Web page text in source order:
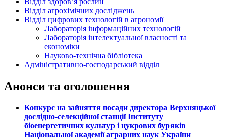
Відділ агрохімічних досліджень
Відділ цифрових технологій в агрономії
Лабораторія інформаційних технологій
Лабораторія інтелектуальної власності та
економіки
Науково-технічна бібліотека
Адміністративно-господарський відділ
Анонси та оголошення
Конкурс на зайняття посади директора Верхняцької
дослідно-селекційної станції Інституту
біоенергетичних культур і цукрових буряків
Національної академії аграрних наук України